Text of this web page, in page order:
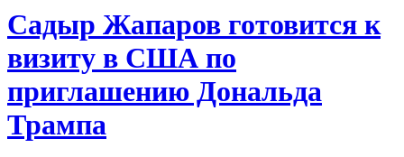
Садыр Жапаров готовится к
визиту в США по
приглашению Дональда
Трампа